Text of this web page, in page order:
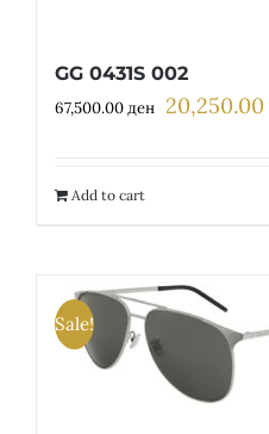
GG 0431S 002
67,500.00ден Original
20,250.00
Add to cart
Sale!